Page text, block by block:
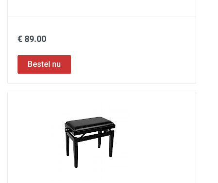
€ 89.00